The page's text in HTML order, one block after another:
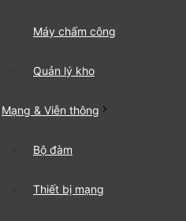
Máy chấm công
Quản lý kho
Mạng & Viễn thông
Bộ đàm
Thiết bị mạng